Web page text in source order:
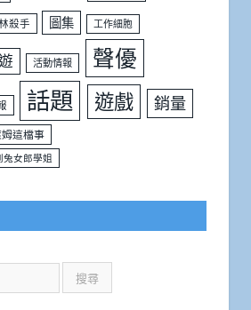
殺手 圖集 工作細胞
活動情報 聲優
話題 遊戲 銷量
這檔事
兔女郎學姐